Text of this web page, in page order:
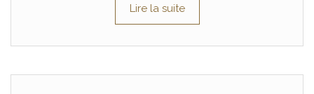
Lire la suite